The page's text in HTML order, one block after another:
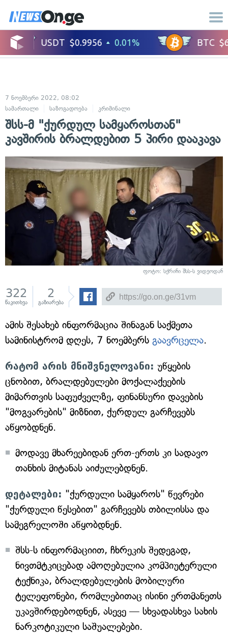
7 ნოემბერი 2022, 08:02
სამართალი
საზოგადოება კრიმინალი
შსს-მ "ქურდულ სამყაროსთან"
კავშირის ბრალდებით 5 პირი დააკავა
ფოტო: სქრინი შსს-ს ვიდეოდან
322
წაკითხვა
2
გაზიარება
ამის შესახებ ინფორმაცია შინაგან საქმეთა
სამინისტრომ დღეს, 7 ნოემბერს გაავრცელა.
რატომ არის მნიშვნელოვანი: უწყების
ცნობით, ბრალდებულები მოქალაქეების
მიმართვის საფუძველზე, ფინანსური დავების
"მოგვარების" მიზნით, ქურდულ გარჩევებს
აწყობდნენ.
მოდავე მხარეებიდან ერთ-ერთს კი სადავო
თანხის მიტანას აიძულებდნენ.
დეტალები: "ქურდული სამყაროს" წევრები
"ქურდული წესებით" გარჩევებს თბილისსა და
სამეგრელოში აწყობდნენ.
შსს-ს ინფორმაციით, ჩხრეკის შედეგად,
ნივთმტკიცებად ამოღებულია კომპიუტერული
ტექნიკა, ბრალდებულების მობილური
ტელეფონები, რომლებითაც ისინი ერთმანეთს
უკავშირდებოდნენ, ასევე — სხვადასხვა სახის
ნარკოტიკული საშუალებები.